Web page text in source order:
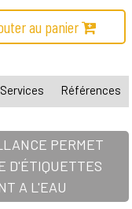
au panier
Services Références
PERMET
D'ÉTIQUETTES
A L'EAU